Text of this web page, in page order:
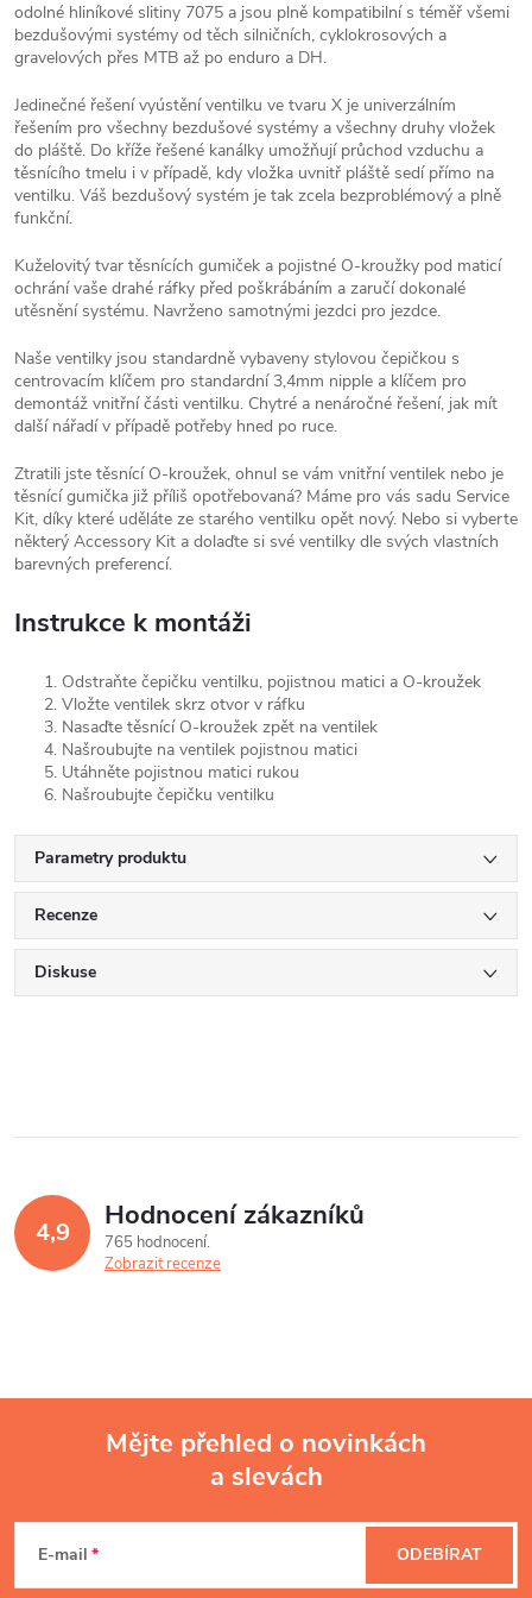
odolné hliníkové slitiny 7075 a jsou plně kompatibilní s téměř všemi
bezdušovými systémy od těch silničních, cyklokrosových a
gravelových přes MTB až po enduro a DH.
Jedinečné řešení vyústění ventilku ve tvaru X je univerzálním
řešením pro všechny bezdušové systémy a všechny druhy vložek
do pláště. Do kříže řešené kanálky umožňují průchod vzduchu a
těsnícího tmelu i v případě, kdy vložka uvnitř pláště sedí přímo na
ventilku. Váš bezdušový systém je tak zcela bezproblémový a plně
funkční.
Kuželovitý tvar těsnících gumiček a pojistné O-kroužky pod maticí
ochrání vaše drahé ráfky před poškrábáním a zaručí dokonalé
utěsnění systému. Navrženo samotnými jezdci pro jezdce.
Naše ventilky jsou standardně vybaveny stylovou čepičkou s
centrovacím klíčem pro standardní 3,4mm nipple a klíčem pro
demontáž vnitřní části ventilku. Chytré a nenáročné řešení, jak mít
další nářadí v případě potřeby hned po ruce.
Ztratili jste těsnící O-kroužek, ohnul se vám vnitřní ventilek nebo je
těsnící gumička již příliš opotřebovaná? Máme pro vás sadu Service
Kit, díky které uděláte ze starého ventilku opět nový. Nebo si vyberte
některý Accessory Kit a dolaďte si své ventilky dle svých vlastních
barevných preferencí.
Instrukce k montáži
Odstraňte čepičku ventilku, pojistnou matici a O-kroužek
Vložte ventilek skrz otvor v ráfku
Nasaďte těsnící O-kroužek zpět na ventilek
Našroubujte na ventilek pojistnou matici
Utáhněte pojistnou matici rukou
Našroubujte čepičku ventilku
Parametry produktu
Recenze
Diskuse
4,9 Hodnocení zákazníků
765 hodnocení
Zobrazit recenze
Mějte přehled o novinkách
a slevách
E-mail ODEBÍRAT